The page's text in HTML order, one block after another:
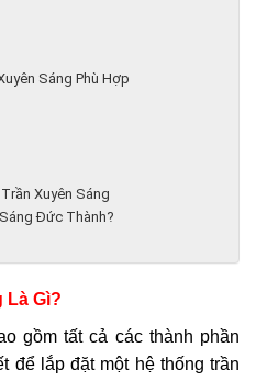
Sáng Phù Hợp
Xuyên Sáng
Đức Thành?
Là Gì?
gồm tất cả các thành phần
để lắp đặt một hệ thống trần